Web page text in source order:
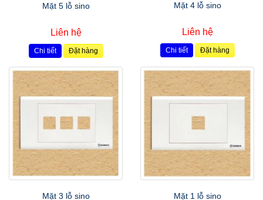
Mặt 5 lỗ sino
Liên hệ
Chi tiết Đặt hàng
Mặt 4 lỗ sino
Liên hệ
Chi tiết Đặt hàng
Mặt 3 lỗ sino Mặt 1 lỗ sino